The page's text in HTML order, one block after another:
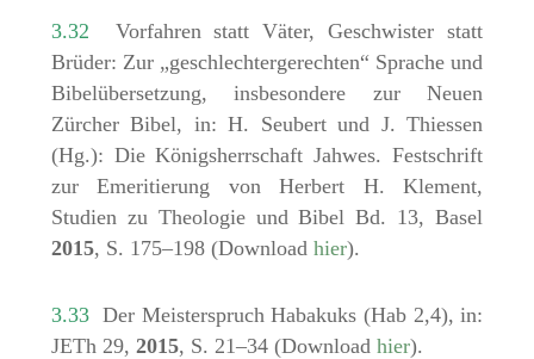
3.32 Vorfahren statt Väter, Geschwister statt
Brüder: Zur „geschlechtergerechten“ Sprache und
Bibelübersetzung, insbesondere zur Neuen
Zürcher Bibel, in: H. Seubert und J. Thiessen
(Hg.): Die Königsherrschaft Jahwes. Festschrift
zur Emeritierung von Herbert H. Klement,
Studien zu Theologie und Bibel Bd. 13, Basel
2015, S. 175–198 (Download hier).
3.33Der Meisterspruch Habakuks (Hab 2,4), in:
JETh 29, 2015, S. 21–34 (Download hier).